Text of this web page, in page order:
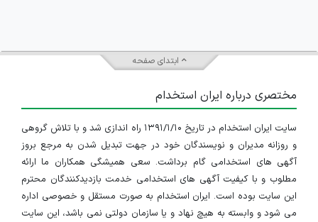
ابتدای صفحه
مختصری درباره ایران استخدام
سایت ایران استخدام در تاریخ ۱۳۹۱/۱/۱۰ راه اندازی شد و با تلاش گروهی
و روزانه مدیران و نویسندگان خود در جهت تبدیل شدن به مرجع بروز
آگهی های استخدامی گام برداشت. سعی همیشگی همکاران ما ارائه
مطلوب و با کیفیت آگهی های استخدامی خدمت بازدیدکنندگان محترم
این سایت بوده است. ایران استخدام به صورت مستقل و خصوصی اداره
می شود و وابسته به هیچ نهاد و یا سازمان دولتی نمی باشد، این سایت